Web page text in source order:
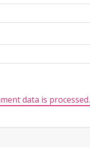
data is processed.